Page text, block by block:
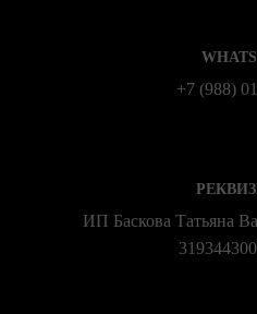
+7 (988)
ИП Баскова Татьяна